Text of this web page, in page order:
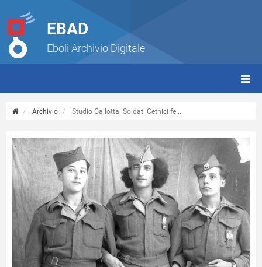
EBAD
Eboli Archivio Digitale
Archivio Studio Gallotta. Soldati Cetnici fe...